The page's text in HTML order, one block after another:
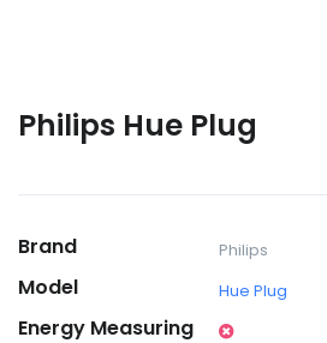
Philips Hue Plug
Brand Philips
Model Hue Plug
Energy Measuring